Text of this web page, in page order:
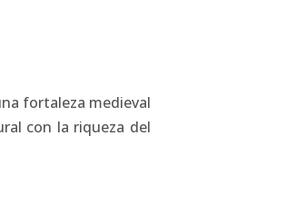
fortaleza medieval
con la riqueza del